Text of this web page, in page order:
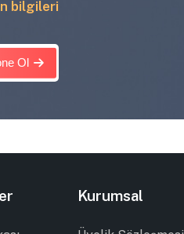
bilgileri
Ol
Kurumsal